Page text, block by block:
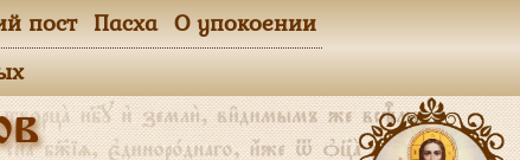
пост Пасха О упокоении